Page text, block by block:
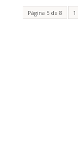
Página 5 de 8 1